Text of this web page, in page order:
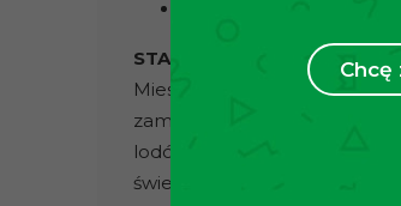
Chcę
STAN MIESZKANIA:
Mieszkanie zostało
zamieszkania. W aneksie
lodówkę, zmywarkę i pralkę.
świeżym powietrzu.